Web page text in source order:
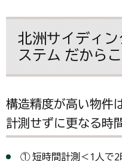
北洲サイディ
ステム だから
構造精度が高い物件
計測せずに更なる時
① 短時間計測＜1人で2